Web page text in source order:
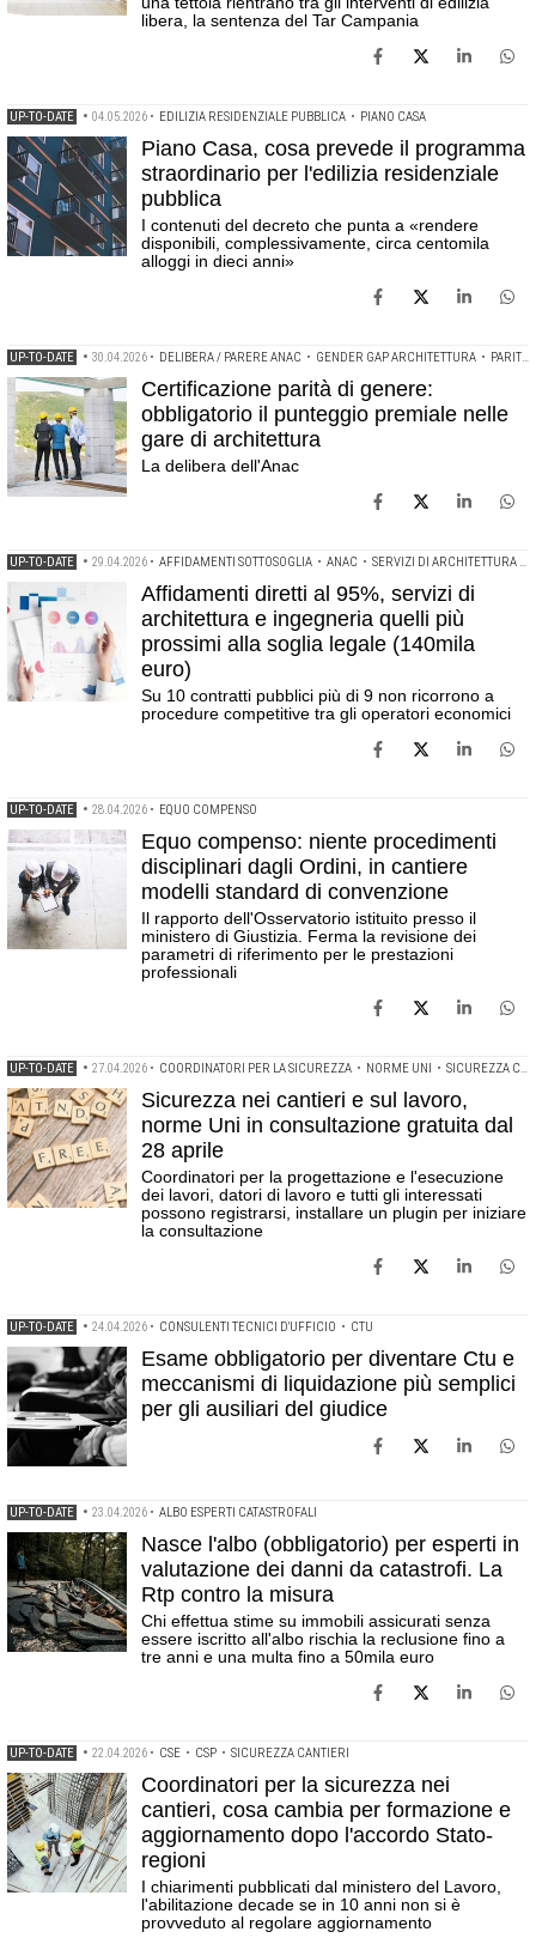
libera, la sentenza del Tar Campania
UP-TO-DATE • 04.05.2026 • EDILIZIA RESIDENZIALE PUBBLICA • PIANO CASA
Piano Casa, cosa prevede il programma
straordinario per l'edilizia residenziale
pubblica
I contenuti del decreto che punta a «rendere
disponibili, complessivamente, circa centomila
alloggi in dieci anni»
UP-TO-DATE • 30.04.2026 • DELIBERA / PARERE ANAC • GENDER GAP ARCHITETTURA • PARITÀ DI GENERE
Certificazione parità di genere:
obbligatorio il punteggio premiale nelle
gare di architettura
La delibera dell'Anac
UP-TO-DATE • 29.04.2026 • AFFIDAMENTI SOTTOSOGLIA • ANAC • SERVIZI DI ARCHITETTURA E INGEGNERIA
Affidamenti diretti al 95%, servizi di
architettura e ingegneria quelli più
prossimi alla soglia legale (140mila
euro)
Su 10 contratti pubblici più di 9 non ricorrono a
procedure competitive tra gli operatori economici
UP-TO-DATE • 28.04.2026 • EQUO COMPENSO
Equo compenso: niente procedimenti
disciplinari dagli Ordini, in cantiere
modelli standard di convenzione
Il rapporto dell'Osservatorio istituito presso il
ministero di Giustizia. Ferma la revisione dei
parametri di riferimento per le prestazioni
professionali
UP-TO-DATE • 27.04.2026 • COORDINATORI PER LA SICUREZZA • NORME UNI • SICUREZZA CANTIERI
Sicurezza nei cantieri e sul lavoro,
norme Uni in consultazione gratuita dal
28 aprile
Coordinatori per la progettazione e l'esecuzione
dei lavori, datori di lavoro e tutti gli interessati
possono registrarsi, installare un plugin per iniziare
la consultazione
UP-TO-DATE • 24.04.2026 • CONSULENTI TECNICI D'UFFICIO • CTU
Esame obbligatorio per diventare Ctu e
meccanismi di liquidazione più semplici
per gli ausiliari del giudice
UP-TO-DATE • 23.04.2026 • ALBO ESPERTI CATASTROFALI
Nasce l'albo (obbligatorio) per esperti in
valutazione dei danni da catastrofi. La
Rtp contro la misura
Chi effettua stime su immobili assicurati senza
essere iscritto all'albo rischia la reclusione fino a
tre anni e una multa fino a 50mila euro
UP-TO-DATE • 22.04.2026 • CSE • CSP • SICUREZZA CANTIERI
Coordinatori per la sicurezza nei
cantieri, cosa cambia per formazione e
aggiornamento dopo l'accordo Stato-
regioni
I chiarimenti pubblicati dal ministero del Lavoro,
l'abilitazione decade se in 10 anni non si è
provveduto al regolare aggiornamento